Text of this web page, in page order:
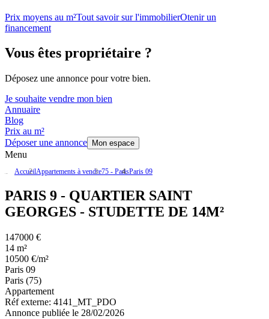
Prix moyens au m²Tout savoir sur l'immobilierOtenir un
financement
Vous êtes propriétaire ?
Déposez une annonce pour votre bien.
Je souhaite vendre mon bien
Annuaire
Blog
Prix au m²
Déposer une annonce
Mon espace
Menu
AccueilAppartements à vendre75 - ParisParis 09
PARIS 9 - QUARTIER SAINT
GEORGES - STUDETTE DE 14M²
147000 €
14 m²
10500 €/m²
Paris 09
Paris (75)
Appartement
Réf externe: 4141_MT_PDO
Annonce publiée le 28/02/2026